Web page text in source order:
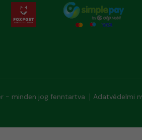
- minden jog fenntartva Adatvédelmi